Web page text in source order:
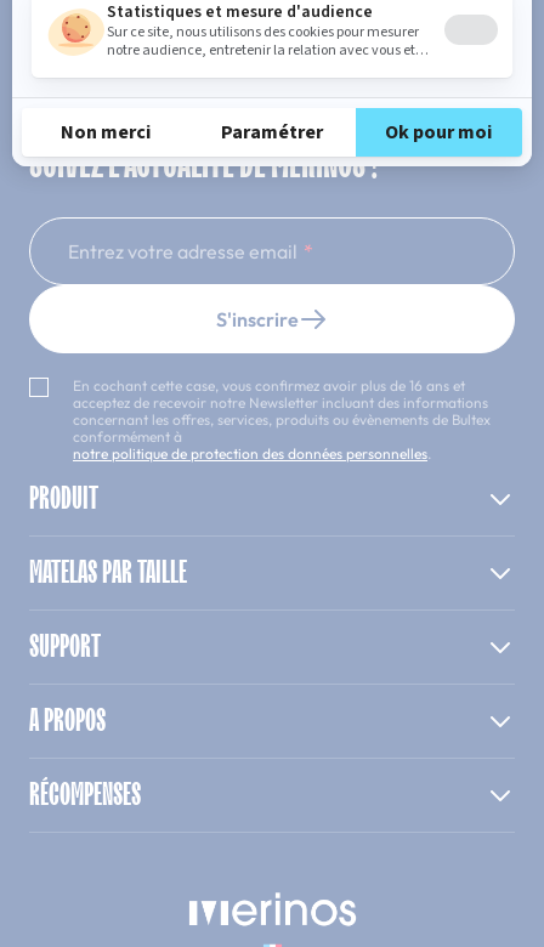
SUIVEZ L'ACTUALITÉ DE MERINOS !
Entrez votre adresse email
S'inscrire
En cochant cette case, vous confirmez avoir plus de 16 ans et
acceptez de recevoir notre Newsletter incluant des informations
concernant les offres, services, produits ou évènements de Bultex
conformément à
notre politique de protection des données personnelles.
PRODUIT
MATELAS PAR TAILLE
SUPPORT
A PROPOS
RÉCOMPENSES